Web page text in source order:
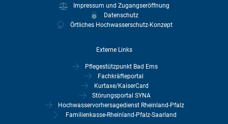
Impressum und Zugangseröffnung
Datenschutz
Örtliches Hochwasserschutz-Konzept
Externe Links
Pflegestützpunkt Bad Ems
Fachkräfteportal
Kurtaxe/KaiserCard
Störungsportal SYNA
Hochwasservorhersagedienst Rheinland-Pfalz
Familienkasse-Rheinland-Pfalz-Saarland